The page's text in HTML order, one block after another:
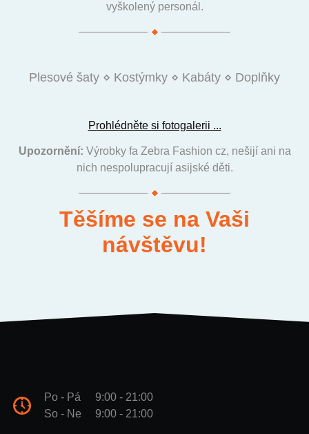
vyškolený personál.
Prohlédněte si fotogalerii ...
Upozornění: Výrobky fa Zebra Fashion cz, nešijí ani na
nich nespolupracují asijské děti.
Těšíme se na Vaši
návštěvu!
Po - Pá
9:00 - 21:00
So - Ne
9:00 - 21:00